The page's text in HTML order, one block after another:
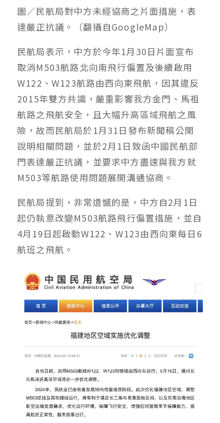
圖／民航局對中方未經協商之片面措施，表
達嚴正抗議。（翻攝自GoogleMap）
民航局表示，中方於今年1月30日片面宣布
取消M503航路北向南飛行偏置及後續啟用
W122、W123航路由西向東飛航，因其違反
2015年雙方共識，嚴重影響我方金門、馬祖
航路之飛航安全，且大幅升高區域飛航之風
險，故而民航局於1月31日發布新聞稿公開
說明相關問題，並於2月1日致函中國民航部
門表達嚴正抗議，並要求中方盡速與我方就
M503等航路使用問題展開溝通協商。
民航局提到，非常遺憾的是，中方自2月1日
起仍執意改變M503航路飛行偏置措施，並自
4月19日起啟動W122、W123由西向東每日6
航班之飛航。